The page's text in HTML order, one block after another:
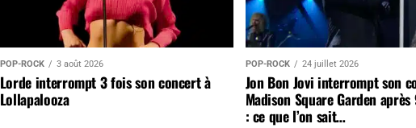
POP-ROCK 3 août 2026
Lorde interrompt 3 fois son concert à
Lollapalooza
POP-ROCK 24 juillet 2026
Jon Bon Jovi interrompt son
Madison Square Garden
: ce que l’on sait…